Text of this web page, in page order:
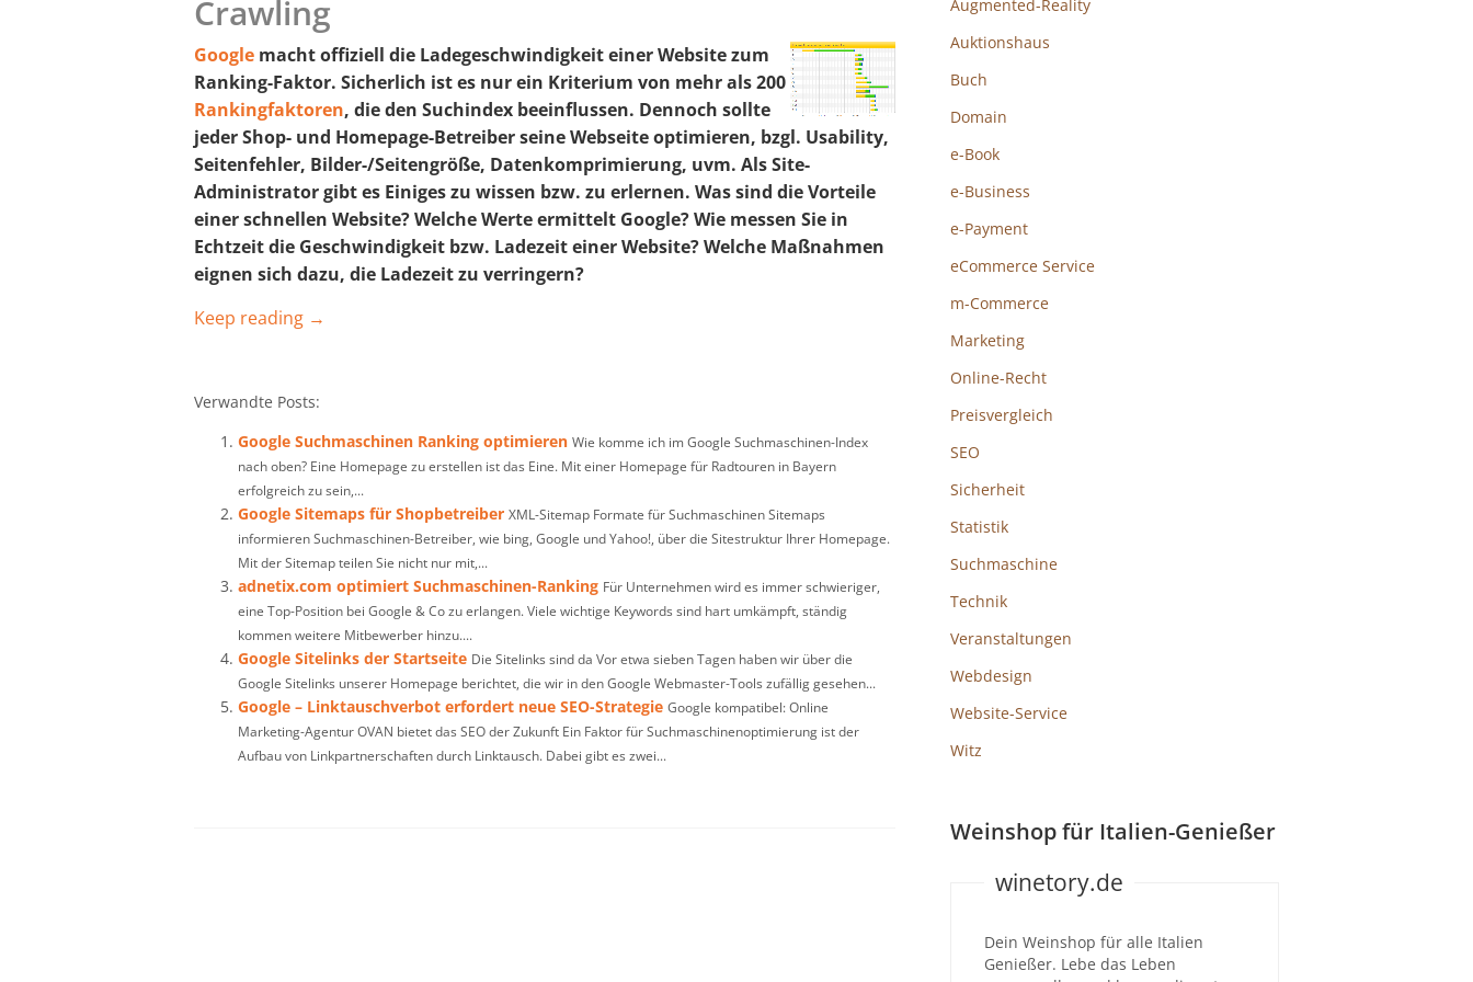
Crawling
Google macht offiziell die Ladegeschwindigkeit einer Website zum
Ranking-Faktor. Sicherlich ist es nur ein Kriterium von mehr als 200
Rankingfaktoren, die den Suchindex beeinflussen. Dennoch sollte
jeder Shop- und Homepage-Betreiber seine Webseite optimieren, bzgl. Usability,
Seitenfehler, Bilder-/Seitengröße, Datenkomprimierung, uvm. Als Site-
Administrator gibt es Einiges zu wissen bzw. zu erlernen. Was sind die Vorteile
einer schnellen Website? Welche Werte ermittelt Google? Wie messen Sie in
Echtzeit die Geschwindigkeit bzw. Ladezeit einer Website? Welche Maßnahmen
eignen sich dazu, die Ladezeit zu verringern?
Keep reading →
Verwandte Posts:
Google Suchmaschinen Ranking optimieren Wie komme ich im Google Suchmaschinen-Index
nach oben? Eine Homepage zu erstellen ist das Eine. Mit einer Homepage für Radtouren in Bayern
erfolgreich zu sein,...
Google Sitemaps für Shopbetreiber XML-Sitemap Formate für Suchmaschinen Sitemaps
informieren Suchmaschinen-Betreiber, wie bing, Google und Yahoo!, über die Sitestruktur Ihrer Homepage.
Mit der Sitemap teilen Sie nicht nur mit,...
adnetix.com optimiert Suchmaschinen-Ranking Für Unternehmen wird es immer schwieriger,
eine Top-Position bei Google & Co zu erlangen. Viele wichtige Keywords sind hart umkämpft, ständig
kommen weitere Mitbewerber hinzu....
Google Sitelinks der Startseite Die Sitelinks sind da Vor etwa sieben Tagen haben wir über die
Google Sitelinks unserer Homepage berichtet, die wir in den Google Webmaster-Tools zufällig gesehen...
Google – Linktauschverbot erfordert neue SEO-Strategie Google kompatibel: Online
Marketing-Agentur OVAN bietet das SEO der Zukunft Ein Faktor für Suchmaschinenoptimierung ist der
Aufbau von Linkpartnerschaften durch Linktausch. Dabei gibt es zwei...
Augmented-Reality
Auktionshaus
Buch
Domain
e-Book
e-Business
e-Payment
eCommerce Service
m-Commerce
Marketing
Online-Recht
Preisvergleich
SEO
Sicherheit
Statistik
Suchmaschine
Technik
Veranstaltungen
Webdesign
Website-Service
Witz
Weinshop für Italien-Genießer
winetory.de
Dein Weinshop für alle Italien
Genießer. Lebe das Leben